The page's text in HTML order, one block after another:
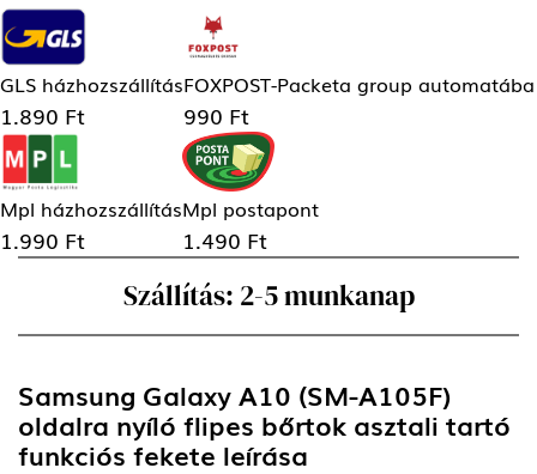
GLS házhozszállítás
1.890 Ft
FOXPOST-Packeta group automatába
990 Ft
Mpl házhozszállítás
1.990 Ft
Mpl postapont
1.490 Ft
Szállítás: 2-5 munkanap
Samsung Galaxy A10 (SM-A105F)
oldalra nyíló flipes bőrtok asztali tartó
funkciós fekete leírása